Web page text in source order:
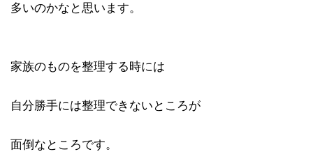
多いのかなと思います。
家族のものを整理する時には
自分勝手には整理できないところが
面倒なところです。